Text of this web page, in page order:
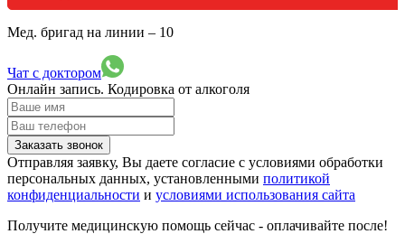
Мед. бригад на линии – 10
Чат с доктором
Онлайн запись. Кодировка от алкоголя
Заказать звонок
Отправляя заявку, Вы даете согласие с условиями обработки
персональных данных, установленными политикой
конфиденциальности и условиями использования сайта
Получите медицинскую помощь сейчас - оплачивайте после!